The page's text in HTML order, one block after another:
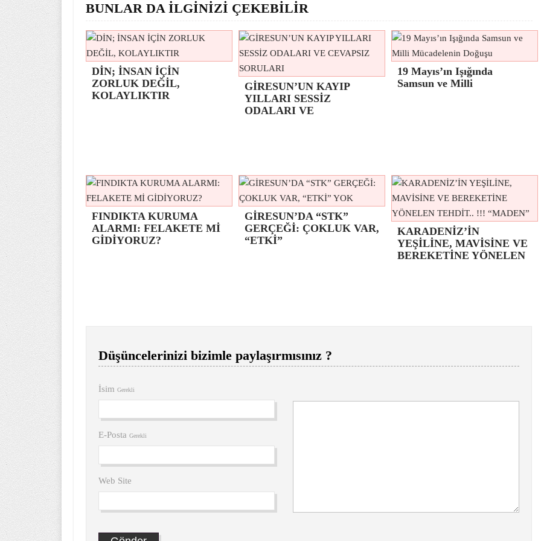
BUNLAR DA İLGİNİZİ ÇEKEBİLİR
DİN; İNSAN İÇİN
ZORLUK DEĞİL,
KOLAYLIKTIR
GİRESUN’UN KAYIP
YILLARI SESSİZ
ODALARI VE
19 Mayıs’ın Işığında
Samsun ve Milli
FINDIKTA KURUMA
ALARMI: FELAKETE Mİ
GİDİYORUZ?
GİRESUN’DA “STK”
GERÇEĞİ: ÇOKLUK VAR,
“ETKİ”
KARADENİZ’İN
YEŞİLİNE, MAVİSİNE VE
BEREKETİNE YÖNELEN
Düşüncelerinizi bizimle paylaşırmısınız ?
İsim Gerekli
E-Posta Gerekli
Web Site